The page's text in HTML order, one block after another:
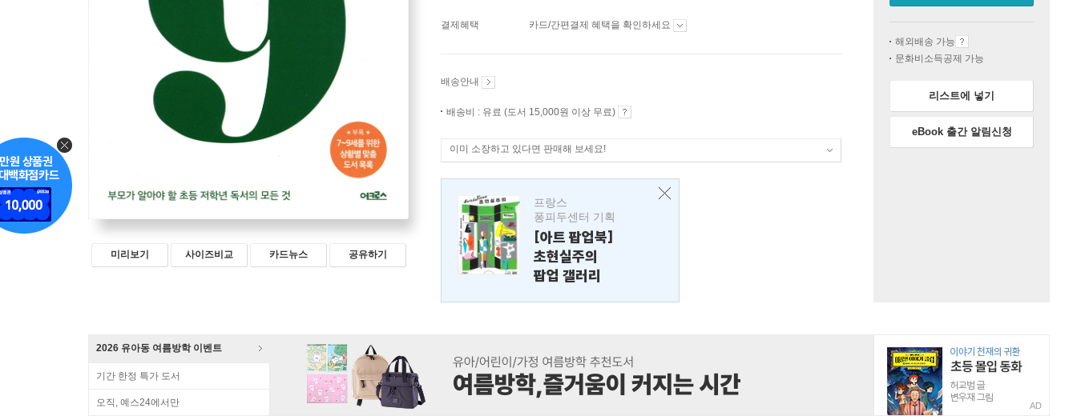
미리보기 사이즈비교 카드뉴스 공유하기
결제혜택 카드/간편결제 혜택을 확인하세요
배송안내
배송비 : 유료 (도서 15,000원 이상 무료)
이미 소장하고 있다면 판매해 보세요!
프랑스
퐁피두센터 기획
[아트 팝업북]
초현실주의
팝업 갤러리
해외배송 가능
문화비소득공제 가능
리스트에 넣기
eBook 출간 알림신청
2026 유아동 여름방학 이벤트
기간 한정 특가 도서
오직, 예스24에서만 AD